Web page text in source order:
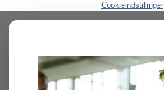
Cookieindstillinger